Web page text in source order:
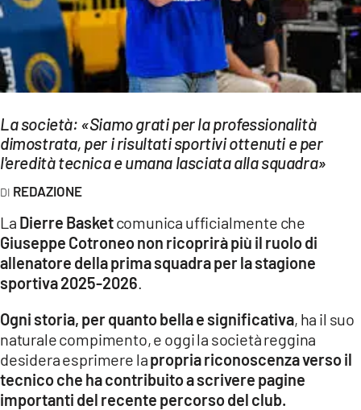
EVENTI
Streaming
LAC TV
LAC NETWORK
LAC ONAIR
LaC
Network
LACPLAY.IT
LACTV.IT
LACONAIR.IT
LACITYMAG.IT
La società: «Siamo grati per la professionalità
dimostrata, per i risultati sportivi ottenuti e per
l'eredità tecnica e umana lasciata alla squadra»
REDAZIONE
La Dierre Basketcomunica ufficialmente che
Giuseppe Cotroneo non ricoprirà più il ruolo di
allenatore della prima squadra per la stagione
sportiva 2025-2026
Ogni storia, per quanto bella e significativa, ha il suo
naturale compimento, e oggi la società reggina
desidera esprimere lapropria riconoscenza verso il
tecnico che ha contribuito a scrivere pagine
importanti del recente percorso del club.